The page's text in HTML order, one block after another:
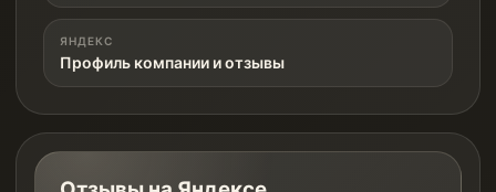
ЯНДЕКС
Профиль компании и отзывы